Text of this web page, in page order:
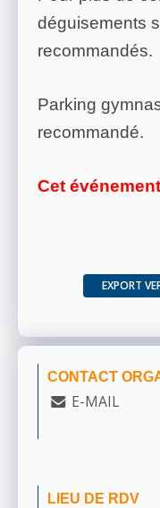
déguisements
recommandés.
Parking
recommandé.
Cet
EXPORT
CONTACT
E-MAIL
LIEU DE RDV